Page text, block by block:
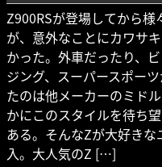
Z900RSが登場してから
が、意外なことにカワサ
かった。外車だったり、
ジング、スーパースポー
たのは他メーカーのミド
かにこのスタイルを待ち
ある。そんなZが大好き
入。大人気のZ […]